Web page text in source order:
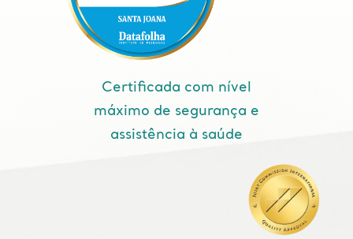
Certificada com nível
máximo de segurança e
assistência à saúde